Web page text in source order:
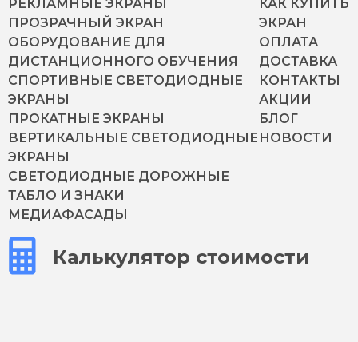
РЕКЛАМНЫЕ ЭКРАНЫ
ПРОЗРАЧНЫЙ ЭКРАН
ОБОРУДОВАНИЕ ДЛЯ
ДИСТАНЦИОННОГО ОБУЧЕНИЯ
СПОРТИВНЫЕ СВЕТОДИОДНЫЕ
ЭКРАНЫ
ПРОКАТНЫЕ ЭКРАНЫ
ВЕРТИКАЛЬНЫЕ СВЕТОДИОДНЫЕ
ЭКРАНЫ
СВЕТОДИОДНЫЕ ДОРОЖНЫЕ
ТАБЛО И ЗНАКИ
МЕДИАФАСАДЫ
КАК КУПИТЬ
ЭКРАН
ОПЛАТА
ДОСТАВКА
КОНТАКТЫ
АКЦИИ
БЛОГ
НОВОСТИ
Калькулятор стоимости